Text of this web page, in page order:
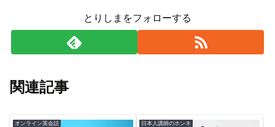
とりしまをフォローする
関連記事
オンライン英会話 日本人講師のホンネ